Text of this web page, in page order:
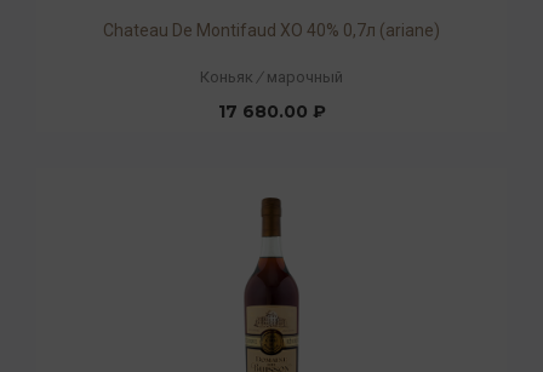
Chateau De Montifaud XO 40% 0,7л (ariane)
Коньяк / марочный
17 680.00 ₽